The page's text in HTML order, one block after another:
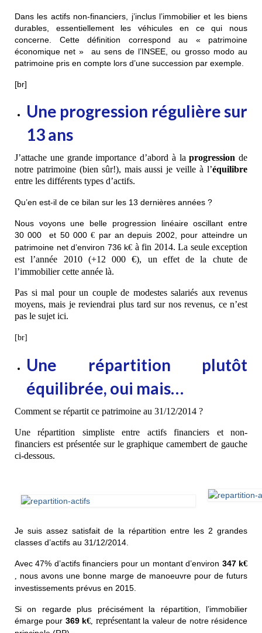
Dans les actifs non-financiers, j’inclus l’immobilier et les biens
durables, essentiellement les véhicules en ce qui nous
concerne. Cette définition correspond au « patrimoine
économique net » au sens de l’INSEE, ou grosso modo au
patrimoine pris en compte lors d’une succession par exemple.
[br]
Une progression régulière sur
13 ans
J’attache une grande importance d’abord à laprogression de
notre patrimoine (bien sûr!), mais aussi je veille à l’équilibre
entre les différents types d’actifs.
Qu’en est-il de ce bilan sur les 13 dernières années ?
Nous voyons une belle progression linéaire oscillant entre
30 000 et 50 000€ par an depuis 2002, pour atteindre un
patrimoine net d’environ 736 k€ à fin 2014. La seule exception
est l’année 2010 (+12 000€), un effet de la chute de
l’immobilier cette année là.
Pas si mal pour un couple de modestes salariés aux revenus
moyens, mais je reviendrai plus tard sur nos revenus, ce n’est
pas le sujet ici.
[br]
Une répartition plutôt
équilibrée, oui mais…
Comment se répartit ce patrimoine au 31/12/2014 ?
Une répartition simpliste entre actifs financiers et non-
financiers est présentée sur le graphique camembert de gauche
ci-dessous.
Je suis assez satisfait de la répartition entre les 2 grandes
classes d’actifs au 31/12/2014.
Avec 47% d’actifs financiers pour un montant d’environ 347 k€
nous avons une bonne marge de manoeuvre pour de futurs
investissements prévus en 2015.
Si on regarde plus précisément la répartition, l’immobilier
émarge pour 369 k€ représentant la valeur de notre résidence